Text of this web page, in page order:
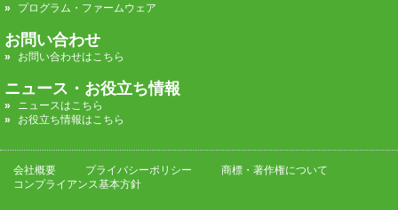
プログラム・ファームウェア
お問い合わせ
お問い合わせはこちら
ニュース・お役立ち情報
ニュースはこちら
お役立ち情報はこちら
会社概要 プライバシーポリシー
商標・著作権について
コンプライアンス基本方針